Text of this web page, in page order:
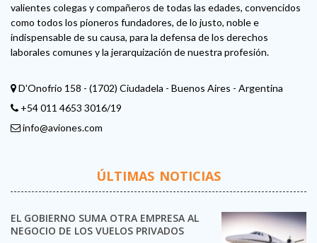
valientes colegas y compañeros de todas las edades, convencidos
como todos los pioneros fundadores, de lo justo, noble e
indispensable de su causa, para la defensa de los derechos
laborales comunes y la jerarquización de nuestra profesión.
D'Onofrio 158 - (1702) Ciudadela - Buenos Aires - Argentina
+54 011 4653 3016/19
info@aviones.com
ÚLTIMAS NOTICIAS
EL GOBIERNO SUMA OTRA EMPRESA AL
NEGOCIO DE LOS VUELOS PRIVADOS